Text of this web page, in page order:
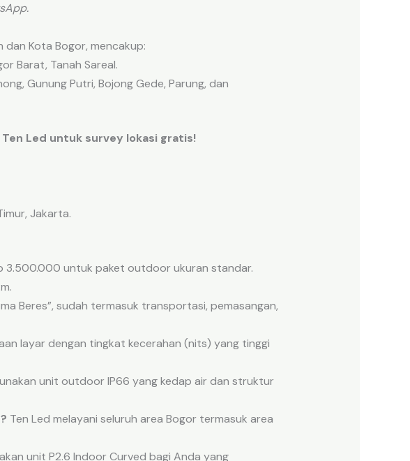
Kota Bogor, mencakup:
Barat, Tanah Sareal.
Gunung Putri, Bojong Gede, Parung, dan
Led untuk survey lokasi gratis!
Jakarta.
3.500.000 untuk paket outdoor ukuran standar.
Beres”, sudah termasuk transportasi, pemasangan,
layar dengan tingkat kecerahan (nits) yang tinggi
unit outdoor IP66 yang kedap air dan struktur
Ten Led melayani seluruh area Bogor termasuk area
unit P2.6 Indoor Curved bagi Anda yang